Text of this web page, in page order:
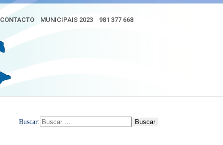
CONTACTO MUNICIPAIS 2023 981 377 668
Buscar: